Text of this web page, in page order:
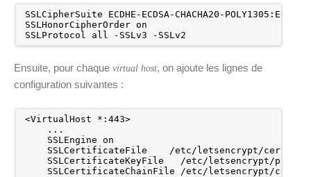
SSLCipherSuite ECDHE-ECDSA-CHACHA20-POLY1305:ECDHE-
SSLHonorCipherOrder on
SSLProtocol all -SSLv3 -SSLv2
Ensuite, pour chaque virtual host, on ajoute les lignes de
configuration suivantes :
<VirtualHost *:443>
...
SSLEngine on
SSLCertificateFile /etc/letsencrypt/certs/
SSLCertificateKeyFile /etc/letsencrypt/
SSLCertificateChainFile /etc/letsencrypt/certs/